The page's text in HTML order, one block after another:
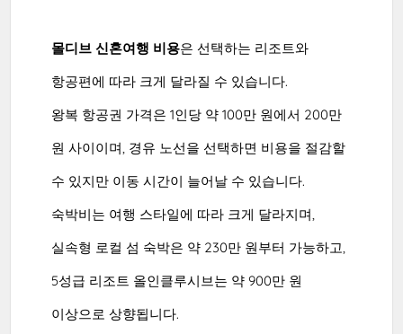
몰디브 신혼여행 비용은 선택하는 리조트와
항공편에 따라 크게 달라질 수 있습니다.
왕복 항공권 가격은 1인당 약 100만 원에서 200만
원 사이이며, 경유 노선을 선택하면 비용을 절감할
수 있지만 이동 시간이 늘어날 수 있습니다.
숙박비는 여행 스타일에 따라 크게 달라지며,
실속형 로컬 섬 숙박은 약 230만 원부터 가능하고,
5성급 리조트 올인클루시브는 약 900만 원
이상으로 상향됩니다.